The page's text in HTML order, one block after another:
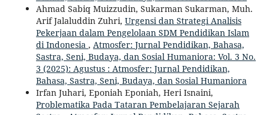
Ahmad Sabiq Muizzudin, Sukarman Sukarman, Muh.
Arif Jalaluddin Zuhri, Urgensi dan Strategi Analisis
Pekerjaan dalam Pengelolaan SDM Pendidikan Islam
di Indonesia , Atmosfer: Jurnal Pendidikan, Bahasa,
Sastra, Seni, Budaya, dan Sosial Humaniora: Vol. 3 No.
3 (2025): Agustus : Atmosfer: Jurnal Pendidikan,
Bahasa, Sastra, Seni, Budaya, dan Sosial Humaniora
Irfan Juhari, Eponiah Eponiah, Heri Isnaini,
Problematika Pada Tataran Pembelajaran Sejarah